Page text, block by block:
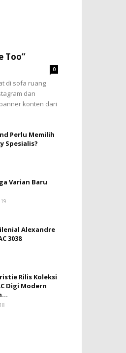
Too”
0
di sofa ruang
dan
konten dari
Perlu Memilih
Spesialis?
Varian Baru
Alexandre
3038
Rilis Koleksi
Digi Modern